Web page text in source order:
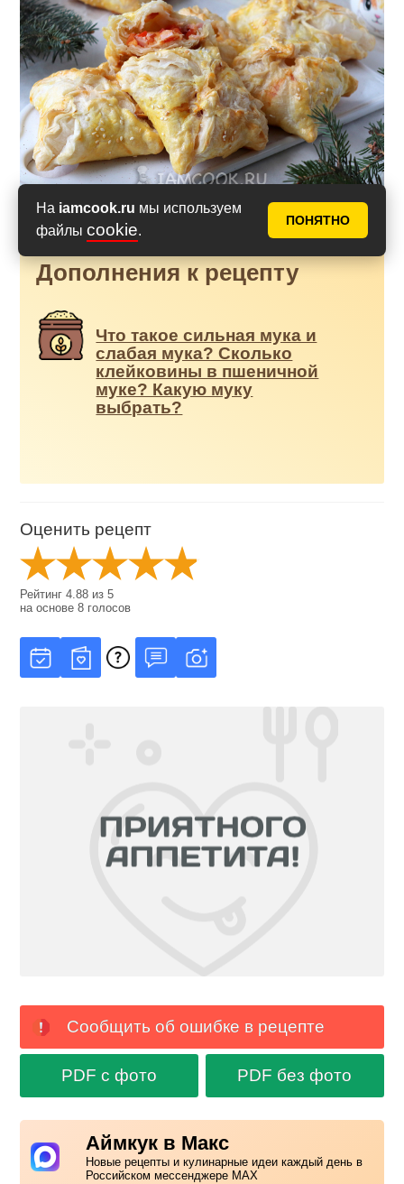
На iamcook.ru мы используем
файлы cookie.
ПОНЯТНО
Дополнения к рецепту
Что такое сильная мука и
слабая мука? Сколько
клейковины в пшеничной
муке? Какую муку
выбрать?
Оценить рецепт
Рейтинг4.88 из5
на основе8 голосов
Сообщить об ошибке в рецепте
PDF с фото PDF без фото
Аймкук в Макс
Новые рецепты и кулинарные идеи каждый день в
Российском мессенджере MAX